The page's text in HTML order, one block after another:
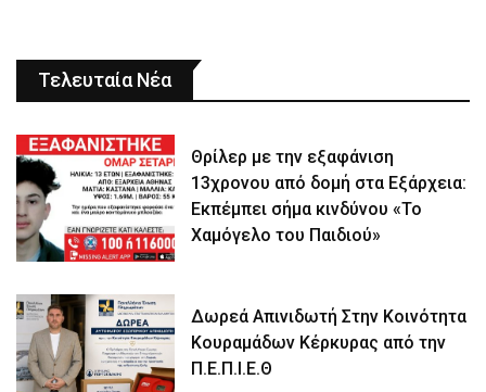
Τελευταία Νέα
Θρίλερ με την εξαφάνιση
13χρονου από δομή στα Εξάρχεια:
Εκπέμπει σήμα κινδύνου «Το
Χαμόγελο του Παιδιού»
Δωρεά Απινιδωτή Στην Κοινότητα
Κουραμάδων Κέρκυρας από την
Π.Ε.Π.Ι.Ε.Θ